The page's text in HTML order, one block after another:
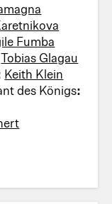
Tamagna
Fumba
Tobias Glagau
Keith Klein
des Königs: